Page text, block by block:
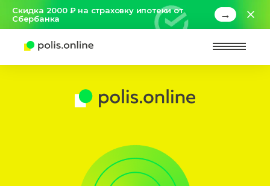
Скидка 2000 ₽ на страховку ипотеки от
Сбербанка
→